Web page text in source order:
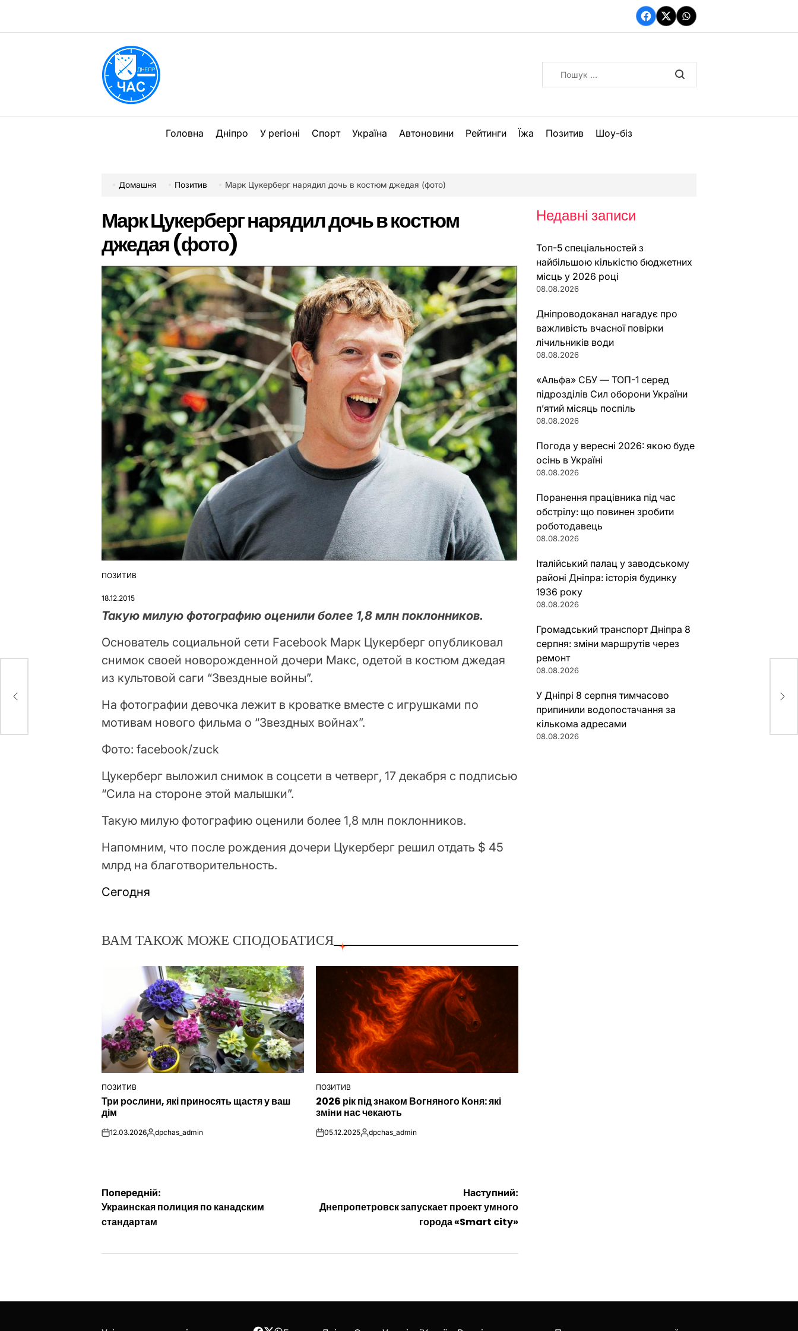
вмісту
Facebook
TwitterWhatsApp
Головна Дніпро У регіоні Спорт Україна Автоновини Рейтинги Їжа Позитив Шоу-біз
Домашня Позитив Марк Цукерберг нарядил дочь в костюм джедая (фото)
Марк Цукерберг нарядил дочь в костюм
джедая (фото)
ОПУБЛІКУВАТИ
ПОЗИТИВ
18.12.2015
Такую милую фотографию оценили более 1,8 млн поклонников.
Основатель социальной сети Facebook Марк Цукерберг опубликовал
снимок своей новорожденной дочери Макс, одетой в костюм джедая
из культовой саги “Звездные войны”.
На фотографии девочка лежит в кроватке вместе с игрушками по
мотивам нового фильма о “Звездных войнах”.
Фото: facebook/zuck
Цукерберг выложил снимок в соцсети в четверг, 17 декабря с подписью
“Сила на стороне этой малышки”.
Такую милую фотографию оценили более 1,8 млн поклонников.
Напомним, что после рождения дочери Цукерберг решил отдать $ 45
млрд на благотворительность.
Сегодня
ВАМ ТАКОЖ МОЖЕ СПОДОБАТИСЯ
ОПУБЛІКУВАТИ
ПОЗИТИВ
Три рослини, які приносять щастя у ваш
дім
on12.03.2026Опубліковано
dpchas_admin
ОПУБЛІКУВАТИ
У
ПОЗИТИВ
2026 рік під знаком Вогняного Коня: які
зміни нас чекають
on05.12.2025Опубліковано
dpchas_admin
Навігація
записів
Попередній:
Украинская полиция по канадским
стандартам
Наступний:
Днепропетровск запускает проект умного
города «Smart city»
Недавні записи
Топ-5 спеціальностей з
найбільшою кількістю бюджетних
місць у 2026 році
08.08.2026
Дніпроводоканал нагадує про
важливість вчасної повірки
лічильників води
08.08.2026
«Альфа» СБУ — ТОП-1 серед
підрозділів Сил оборони України
п’ятий місяць поспіль
08.08.2026
Погода у вересні 2026: якою буде
осінь в Україні
08.08.2026
Поранення працівника під час
обстрілу: що повинен зробити
роботодавець
08.08.2026
Італійський палац у заводському
районі Дніпра: історія будинку
1936 року
08.08.2026
Громадський транспорт Дніпра 8
серпня: зміни маршрутів через
ремонт
08.08.2026
У Дніпрі 8 серпня тимчасово
припинили водопостачання за
кількома адресами
08.08.2026